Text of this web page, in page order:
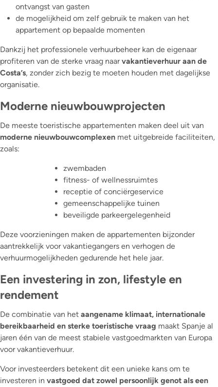
ontvangst van gasten
de mogelijkheid om zelf gebruik te maken van het
appartement op bepaalde momenten
Dankzij het professionele verhuurbeheer kan de eigenaar
profiteren van de sterke vraag naarvakantieverhuur aan de
Costa’s, zonder zich bezig te moeten houden met dagelijkse
organisatie.
Moderne nieuwbouwprojecten
De meeste toeristische appartementen maken deel uit van
moderne nieuwbouwcomplexen met uitgebreide faciliteiten,
zoals:
zwembaden
fitness- of wellnessruimtes
receptie of conciërgeservice
gemeenschappelijke tuinen
beveiligde parkeergelegenheid
Deze voorzieningen maken de appartementen bijzonder
aantrekkelijk voor vakantiegangers en verhogen de
verhuurmogelijkheden gedurende het hele jaar.
Een investering in zon, lifestyle en
rendement
De combinatie van het aangename klimaat, internationale
bereikbaarheid en sterke toeristische vraag maakt Spanje al
jaren één van de meest stabiele vastgoedmarkten van Europa
voor vakantieverhuur.
Voor investeerders betekent dit een unieke kans om te
investeren in vastgoed dat zowel persoonlijk genot als een